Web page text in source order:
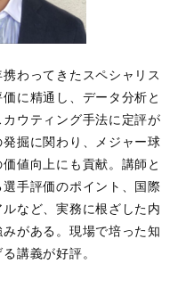
わってきたスペシャリス
に精通し、データ分析と
ウティング手法に定評が
掘に関わり、メジャー球
値向上にも貢献。講師と
手評価のポイント、国際
など、実務に根ざした内
がある。現場で培った知
講義が好評。